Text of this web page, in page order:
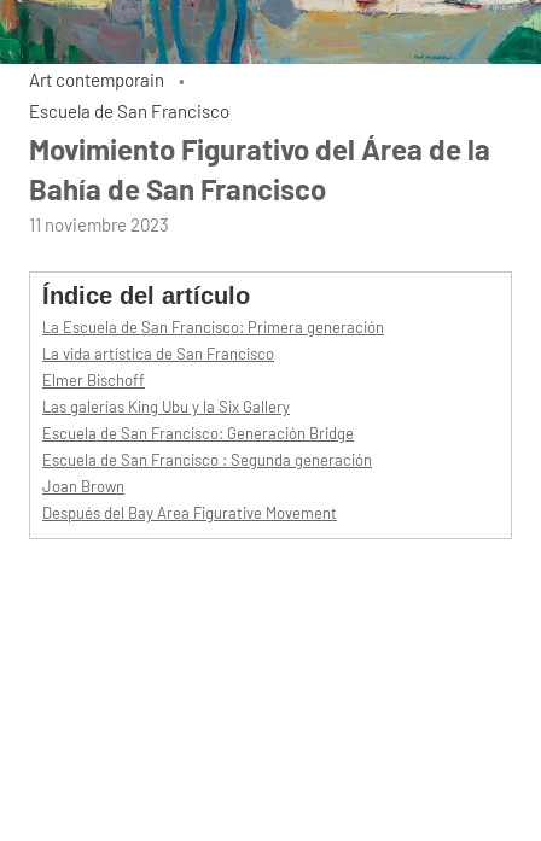
Art contemporain
Escuela de San Francisco
Movimiento Figurativo del Área de la
Bahía de San Francisco
por
11 noviembre 2023
Índice del artículo
La Escuela de San Francisco: Primera generación
La vida artística de San Francisco
Elmer Bischoff
Las galerías King Ubu y la Six Gallery
Escuela de San Francisco: Generación Bridge
Escuela de San Francisco : Segunda generación
Joan Brown
Después del Bay Area Figurative Movement